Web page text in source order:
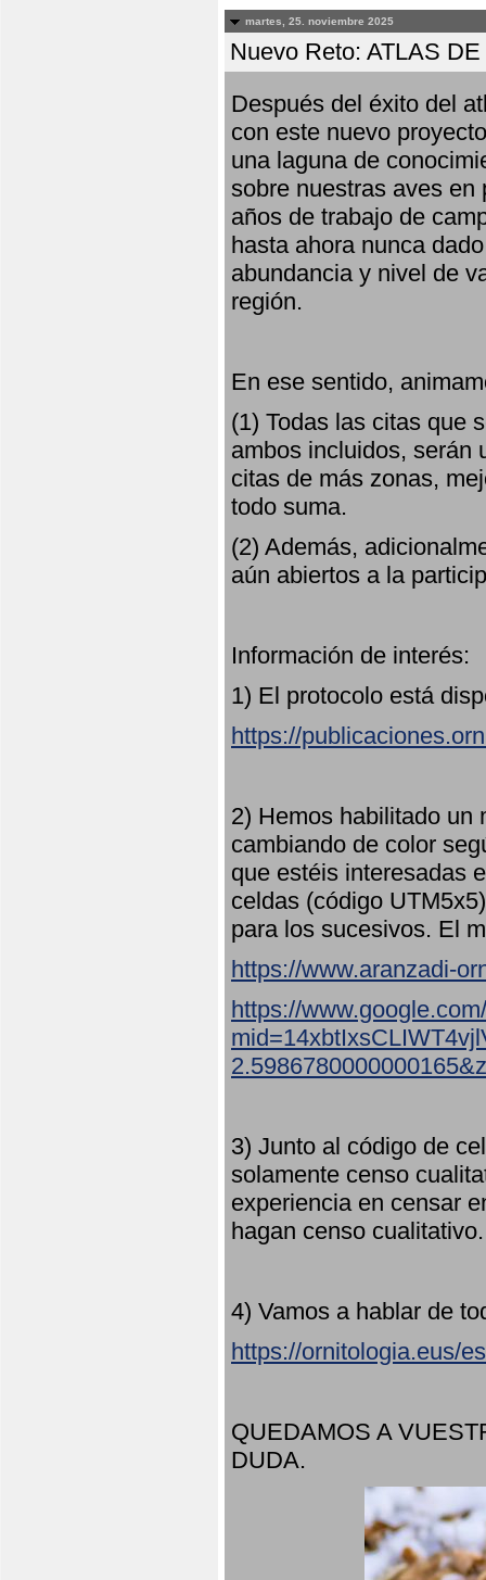
martes, 25. noviembre 2025
Nuevo Reto: ATLAS
Después del éxito del
con este nuevo
una laguna de
sobre nuestras aves en
años de trabajo de
hasta ahora nunca
abundancia y nivel de
región.
En ese sentido,
(1) Todas las citas que
ambos incluidos, serán
citas de más zonas,
todo suma.
(2) Además,
aún abiertos a la
Información de interés:
1) El protocolo está
https://
2) Hemos habilitado un
cambiando de color
que estéis interesadas
celdas (código
para los sucesivos. El
https://www.aranzadi-
https://
3) Junto al código de
solamente censo
experiencia en censar
hagan censo
4) Vamos a hablar de
https://ornitologia.eus/
QUEDAMOS A
DUDA.